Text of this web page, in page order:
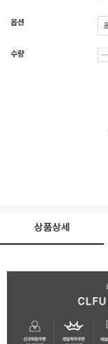
옵션
수량
상품상세